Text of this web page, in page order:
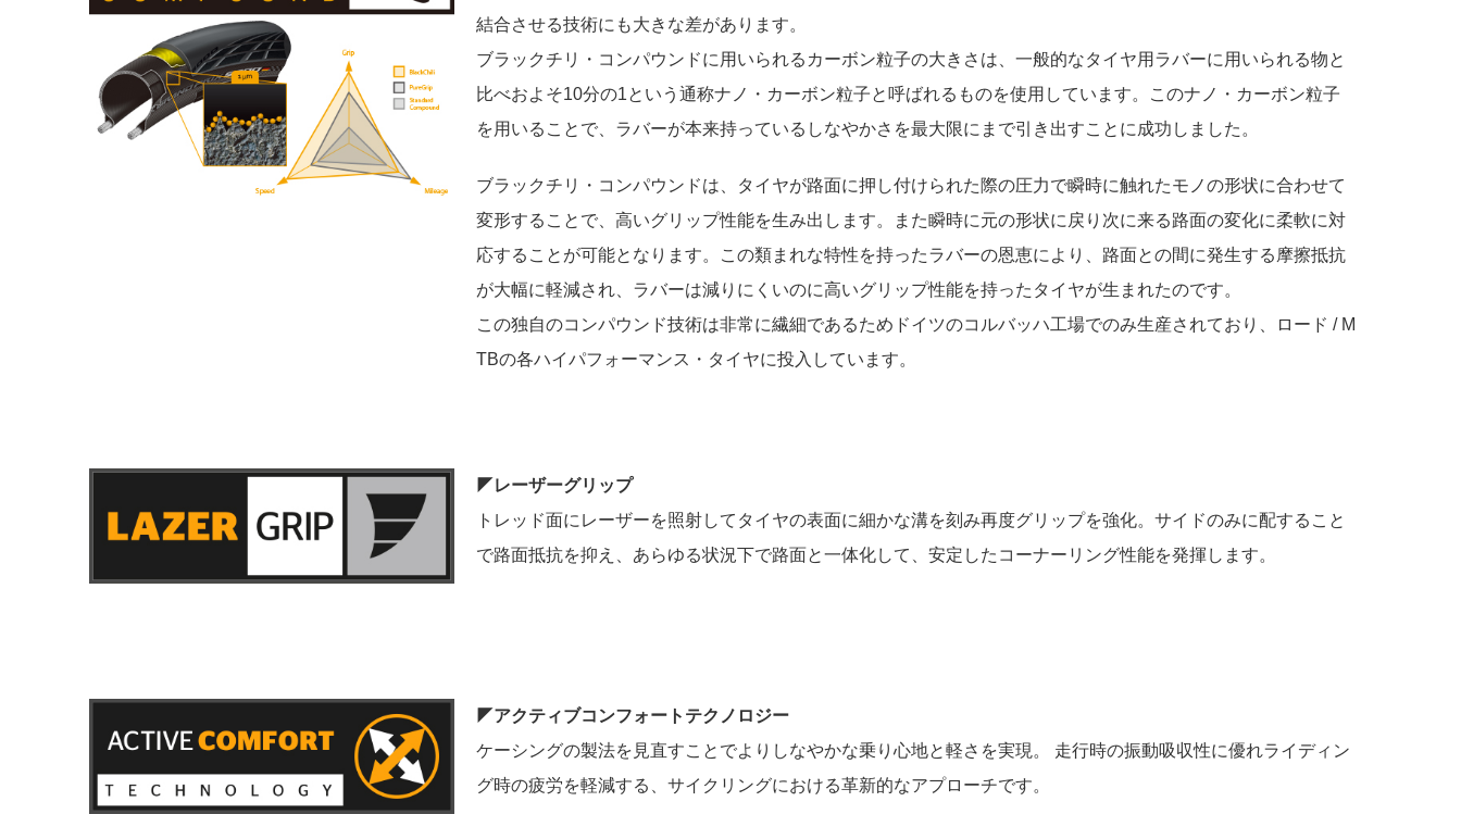
結合させる技術にも大きな差があります。
ブラックチリ・コンパウンドに用いられるカーボン粒子の大きさは、一般的なタイヤ用ラバーに用いられる物と
比べおよそ10分の1という通称ナノ・カーボン粒子と呼ばれるものを使用しています。このナノ・カーボン粒子
を用いることで、ラバーが本来持っているしなやかさを最大限にまで引き出すことに成功しました。
ブラックチリ・コンパウンドは、タイヤが路面に押し付けられた際の圧力で瞬時に触れたモノの形状に合わせて
変形することで、高いグリップ性能を生み出します。また瞬時に元の形状に戻り次に来る路面の変化に柔軟に対
応することが可能となります。この類まれな特性を持ったラバーの恩恵により、路面との間に発生する摩擦抵抗
が大幅に軽減され、ラバーは減りにくいのに高いグリップ性能を持ったタイヤが生まれたのです。
この独自のコンパウンド技術は非常に繊細であるためドイツのコルバッハ工場でのみ生産されており、ロード / M
TBの各ハイパフォーマンス・タイヤに投入しています。
◤レーザーグリップ
トレッド面にレーザーを照射してタイヤの表面に細かな溝を刻み再度グリップを強化。サイドのみに配すること
で路面抵抗を抑え、あらゆる状況下で路面と一体化して、安定したコーナーリング性能を発揮します。
◤アクティブコンフォートテクノロジー
ケーシングの製法を見直すことでよりしなやかな乗り心地と軽さを実現。 走行時の振動吸収性に優れライディン
グ時の疲労を軽減する、サイクリングにおける革新的なアプローチです。